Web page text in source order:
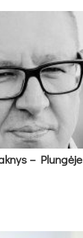
– Plun­gė­je